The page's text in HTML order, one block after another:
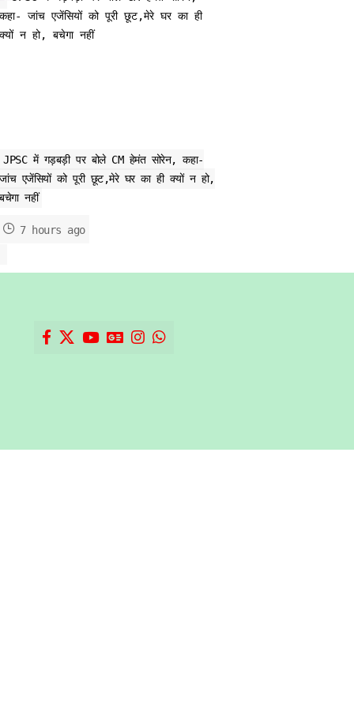
JPSC में गड़बड़ी पर बोले CM हेमंत सोरेन, कहा-
जांच एजेंसियों को पूरी छूट,मेरे घर का ही क्यों न हो,
बचेगा नहीं
7 hours ago